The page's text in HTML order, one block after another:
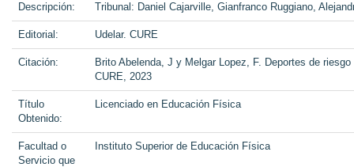
Descripción: Tribunal: Daniel Cajarville, Gianfranco Ruggiano,
Editorial: Udelar. CURE
Citación:
Brito Abelenda, J y Melgar Lopez, F. Deportes de
CURE, 2023
Título
Obtenido:
Licenciado en Educación Física
Facultad o
Servicio que
Instituto Superior de Educación Física